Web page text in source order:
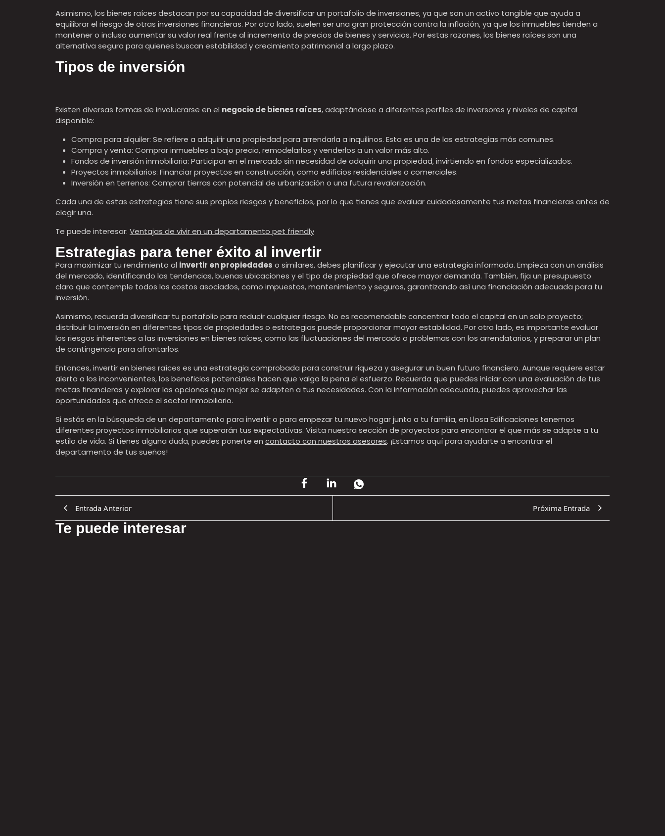
Asimismo, los bienes raíces destacan por su capacidad de diversificar un portafolio de inversiones, ya que son un activo tangible que ayuda a
equilibrar el riesgo de otras inversiones financieras. Por otro lado, suelen ser una gran protección contra la inflación, ya que los inmuebles tienden a
mantener o incluso aumentar su valor real frente al incremento de precios de bienes y servicios. Por estas razones, los bienes raíces son una
alternativa segura para quienes buscan estabilidad y crecimiento patrimonial a largo plazo.
Tipos de inversión
Existen diversas formas de involucrarse en el negocio de bienes raíces, adaptándose a diferentes perfiles de inversores y niveles de capital
disponible:
Compra para alquiler: Se refiere a adquirir una propiedad para arrendarla a inquilinos. Esta es una de las estrategias más comunes.
Compra y venta: Comprar inmuebles a bajo precio, remodelarlos y venderlos a un valor más alto.
Fondos de inversión inmobiliaria: Participar en el mercado sin necesidad de adquirir una propiedad, invirtiendo en fondos especializados.
Proyectos inmobiliarios: Financiar proyectos en construcción, como edificios residenciales o comerciales.
Inversión en terrenos: Comprar tierras con potencial de urbanización o una futura revalorización.
Cada una de estas estrategias tiene sus propios riesgos y beneficios, por lo que tienes que evaluar cuidadosamente tus metas financieras antes de
elegir una.
Te puede interesar: Ventajas de vivir en un departamento pet friendly
Estrategias para tener éxito al invertir
Para maximizar tu rendimiento al invertir en propiedades o similares, debes planificar y ejecutar una estrategia informada. Empieza con un análisis
del mercado, identificando las tendencias, buenas ubicaciones y el tipo de propiedad que ofrece mayor demanda. También, fija un presupuesto
claro que contemple todos los costos asociados, como impuestos, mantenimiento y seguros, garantizando así una financiación adecuada para tu
inversión.
Asimismo, recuerda diversificar tu portafolio para reducir cualquier riesgo. No es recomendable concentrar todo el capital en un solo proyecto;
distribuir la inversión en diferentes tipos de propiedades o estrategias puede proporcionar mayor estabilidad. Por otro lado, es importante evaluar
los riesgos inherentes a las inversiones en bienes raíces, como las fluctuaciones del mercado o problemas con los arrendatarios, y preparar un plan
de contingencia para afrontarlos.
Entonces, invertir en bienes raíces es una estrategia comprobada para construir riqueza y asegurar un buen futuro financiero. Aunque requiere estar
alerta a los inconvenientes, los beneficios potenciales hacen que valga la pena el esfuerzo. Recuerda que puedes iniciar con una evaluación de tus
metas financieras y explorar las opciones que mejor se adapten a tus necesidades. Con la información adecuada, puedes aprovechar las
oportunidades que ofrece el sector inmobiliario.
Si estás en la búsqueda de un departamento para invertir o para empezar tu nuevo hogar junto a tu familia, en Llosa Edificaciones tenemos
diferentes proyectos inmobiliarios que superarán tus expectativas. Visita nuestra sección de proyectos para encontrar el que más se adapte a tu
estilo de vida. Si tienes alguna duda, puedes ponerte en contacto con nuestros asesores. ¡Estamos aquí para ayudarte a encontrar el
departamento de tus sueños!
Entrada Anterior Próxima Entrada
Te puede interesar